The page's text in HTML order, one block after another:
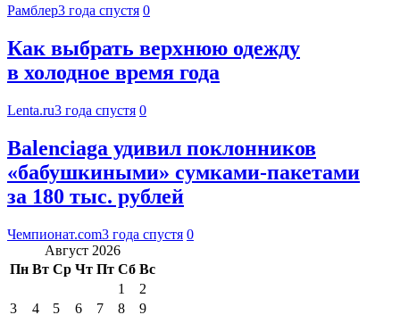
Рамблер3 года спустя 0
Как выбрать верхнюю одежду
в холодное время года
Lenta.ru3 года спустя 0
Balenciaga удивил поклонников
«бабушкиными» сумками-пакетами
за 180 тыс. рублей
Чемпионат.com3 года спустя 0
Август 2026
Пн Вт Ср Чт Пт Сб Вс
1
2
3
4 5 6 7 8
9